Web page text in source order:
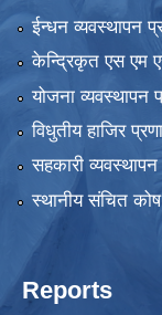
ईन्धन व्यवस्थापन
केन्द्रिकृत एस एम
योजना व्यवस्थापन
विधुतीय हाजिर
सहकारी
स्थानीय संचित
Reports